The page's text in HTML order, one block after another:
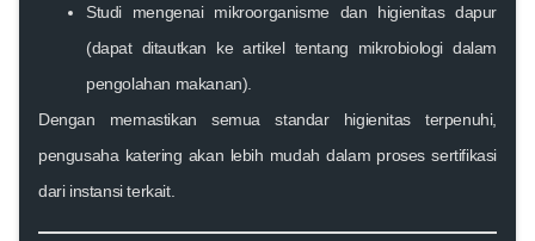
Studi mengenai mikroorganisme dan higienitas dapur
(dapat ditautkan ke artikel tentang mikrobiologi dalam
pengolahan makanan).
Dengan memastikan semua standar higienitas terpenuhi,
pengusaha katering akan lebih mudah dalam proses sertifikasi
dari instansi terkait.